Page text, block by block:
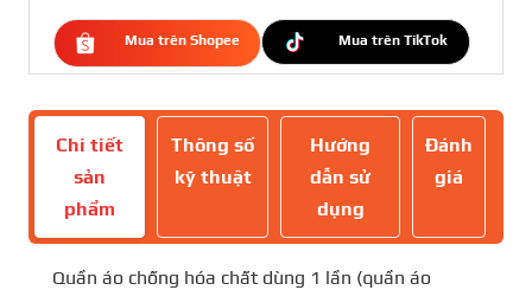
Mua trên Shopee Mua trên TikTok
Chi tiết
sản
phẩm
Thông số
kỹ thuật
Hướng
dẫn sử
dụng
Đánh
giá
Quần áo chống hóa chất dùng 1 lần (quần áo